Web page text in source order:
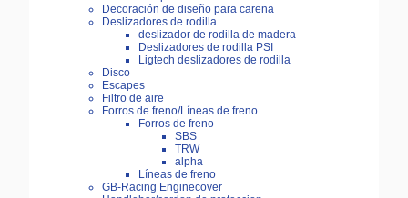
Decoración de diseño para carena
Deslizadores de rodilla
deslizador de rodilla de madera
Deslizadores de rodilla PSI
Ligtech deslizadores de rodilla
Disco
Escapes
Filtro de aire
Forros de freno/Líneas de freno
Forros de freno
SBS
TRW
alpha
Líneas de freno
GB-Racing Enginecover